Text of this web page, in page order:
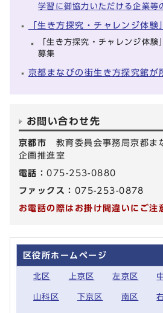
学習に御協力いただける企業等
「生き方探究・チャレンジ体験
「生き方探究・チャレンジ体
募集
京都まなびの街生き方探究館が
お問い合わせ先
京都市 教育委員会事務局京都ま
企画推進室
電話：075-253-0880
ファックス： 075-253-0878
お電話の際はお掛け間違いにご注
区役所ホームページ
北区 上京区 左京区
山科区 下京区 南区